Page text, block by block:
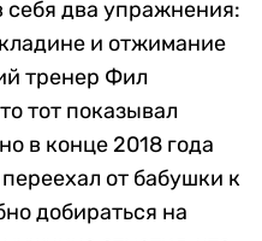
два упражнения:
и отжимание
тренер Фил
тот показывал
в конце 2018 года
от бабушки к
добираться на